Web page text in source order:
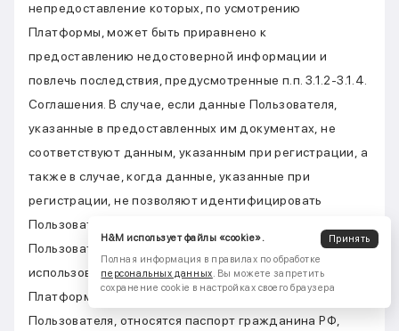
непредоставление которых, по усмотрению
Платформы, может быть приравнено к
предоставлению недостоверной информации и
повлечь последствия, предусмотренные п.п. 3.1.2-3.1.4.
Соглашения. В случае, если данные Пользователя,
указанные в предоставленных им документах, не
соответствуют данным, указанным при регистрации, а
также в случае, когда данные, указанные при
регистрации, не позволяют идентифицировать
Пользователя, Платформа вправе отказать
Пользователю в доступе к учетной записи и
использовании функционала Платформы и сервисов
Платформы. К документам, удостоверяющим личность
Пользователя, относятся паспорт гражданина РФ,
H&M использует файлы «cookie».
Принять
Полная информация в правилах по обработке
персональных данных. Вы можете запретить
сохранение cookie в настройках своего браузера